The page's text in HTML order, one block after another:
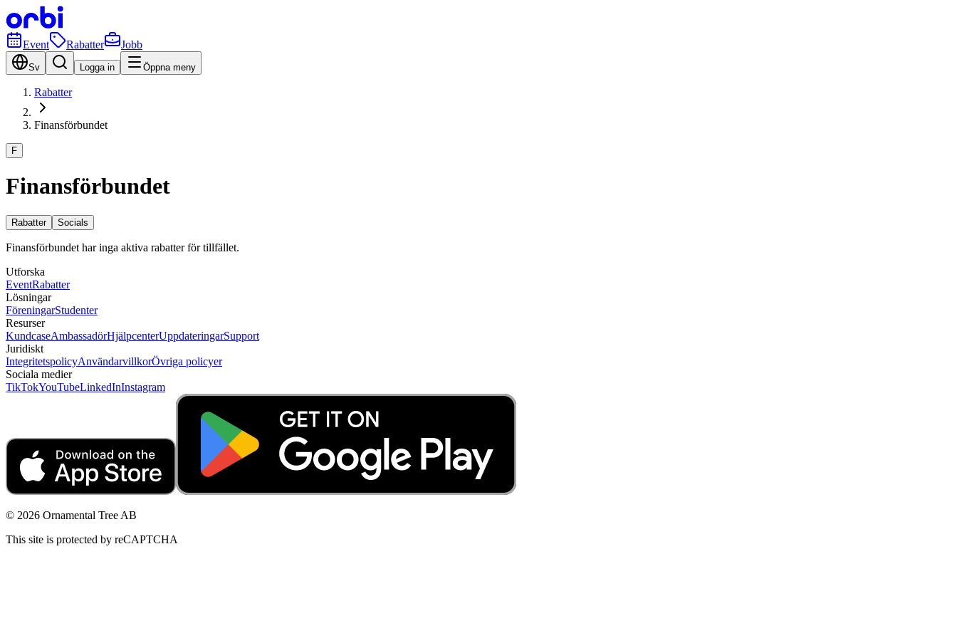
Event Rabatter Jobb
Sv Logga in Öppna meny
Rabatter
Finansförbundet
F
Finansförbundet
Rabatter Socials
Finansförbundet har inga aktiva rabatter för tillfället.
Utforska
EventRabatter
Lösningar
FöreningarStudenter
Resurser
KundcaseAmbassadörHjälpcenterUppdateringarSupport
Juridiskt
IntegritetspolicyAnvändarvillkorÖvriga policyer
Sociala medier
TikTokYouTubeLinkedInInstagram
© 2026 Ornamental Tree AB
This site is protected by reCAPTCHA